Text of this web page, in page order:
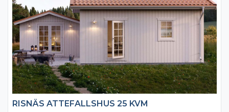
RISNÄS ATTEFALLSHUS 25 KVM